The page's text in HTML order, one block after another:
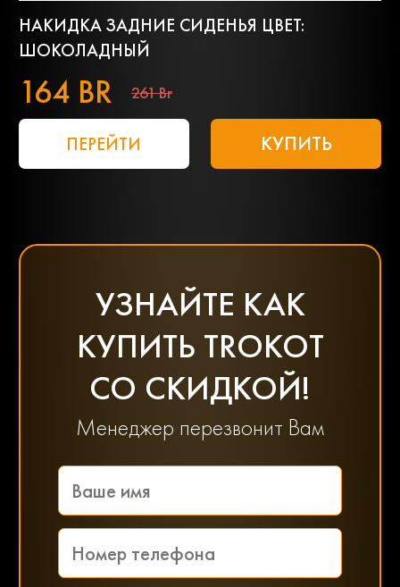
НАКИДКА ЗАДНИЕ СИДЕНЬЯ ЦВЕТ:
ШОКОЛАДНЫЙ
164 BR 261 Br
ПЕРЕЙТИ КУПИТЬ
УЗНАЙТЕ КАК
КУПИТЬ TROKOT
СО СКИДКОЙ!
Менеджер перезвонит Вам